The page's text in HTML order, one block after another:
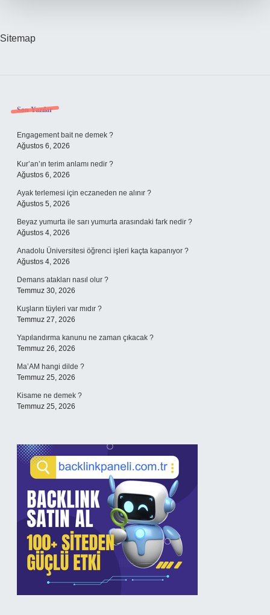
Sitemap
Sidebar
Son Yazılar
Engagement bait ne demek ?
Ağustos 6, 2026
Kur’an’ın terim anlamı nedir ?
Ağustos 6, 2026
Ayak terlemesi için eczaneden ne alınır ?
Ağustos 5, 2026
Beyaz yumurta ile sarı yumurta arasındaki fark nedir ?
Ağustos 4, 2026
Anadolu Üniversitesi öğrenci işleri kaçta kapanıyor ?
Ağustos 4, 2026
Demans atakları nasıl olur ?
Temmuz 30, 2026
Kuşların tüyleri var mıdır ?
Temmuz 27, 2026
Yapılandırma kanunu ne zaman çıkacak ?
Temmuz 26, 2026
Ma’AM hangi dilde ?
Temmuz 25, 2026
Kisame ne demek ?
Temmuz 25, 2026